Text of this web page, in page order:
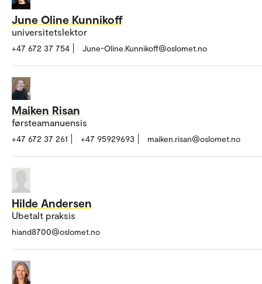
June Oline Kunnikoff
universitetslektor
+47 672 37 754 June-Oline.Kunnikoff@oslomet.no
Maiken Risan
førsteamanuensis
+47 672 37 261 +47 95929693 maiken.risan@oslomet.no
Hilde Andersen
Ubetalt praksis
hiand8700@oslomet.no